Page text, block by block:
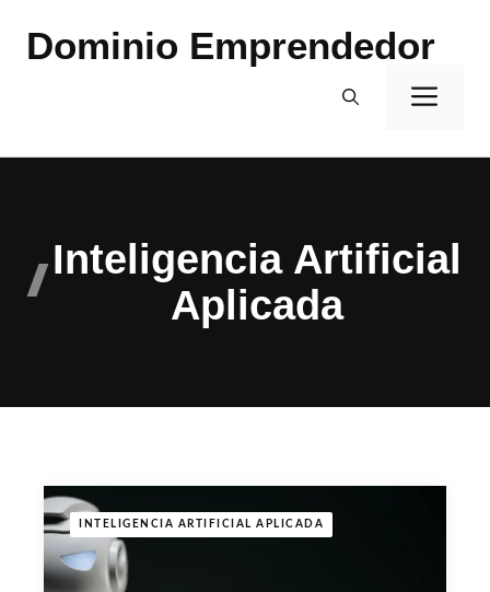
Dominio Emprendedor
Inteligencia Artificial
Aplicada
INTELIGENCIA ARTIFICIAL APLICADA